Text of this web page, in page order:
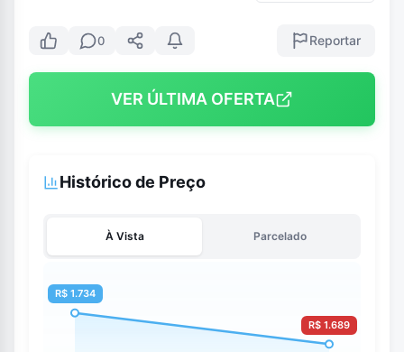
0 Reportar
VER ÚLTIMA OFERTA
Histórico de Preço
À Vista Parcelado